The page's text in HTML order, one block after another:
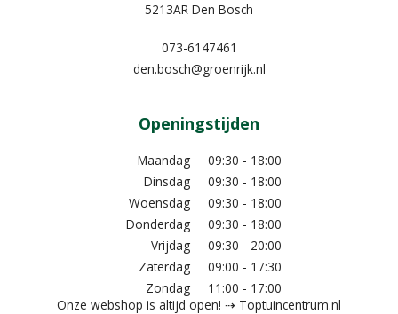
5213AR Den Bosch
073-6147461
den.bosch@groenrijk.nl
Openingstijden
Maandag
09:30 - 18:00
Dinsdag
09:30 - 18:00
Woensdag
09:30 - 18:00
Donderdag
09:30 - 18:00
Vrijdag
09:30 - 20:00
Zaterdag
09:00 - 17:30
Zondag
11:00 - 17:00
Onze webshop is altijd open! ⇢ Toptuincentrum.nl